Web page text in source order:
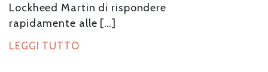
Lockheed Martin di rispondere
rapidamente alle […]
LEGGI TUTTO